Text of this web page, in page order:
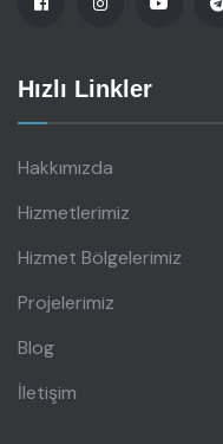
Hızlı Linkler
Hakkımızda
Hizmetlerimiz
Hizmet Bölgelerimiz
Projelerimiz
Blog
İletişim